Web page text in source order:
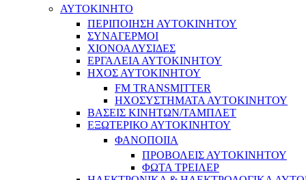
ΑΥΤΟΚΙΝΗΤΟ
ΠΕΡΙΠΟΙΗΣΗ ΑΥΤΟΚΙΝΗΤΟΥ
ΣΥΝΑΓΕΡΜΟΙ
ΧΙΟΝΟΑΛΥΣΙΔΕΣ
ΕΡΓΑΛΕΙΑ ΑΥΤΟΚΙΝΗΤΟΥ
ΗΧΟΣ ΑΥΤΟΚΙΝΗΤΟΥ
FM TRANSMITTER
ΗΧΟΣΥΣΤΗΜΑΤΑ ΑΥΤΟΚΙΝΗΤΟΥ
ΒΑΣΕΙΣ ΚΙΝΗΤΩΝ/ΤΑΜΠΛΕΤ
ΕΞΩΤΕΡΙΚΟ ΑΥΤΟΚΙΝΗΤΟΥ
ΦΑΝΟΠΟΙΙΑ
ΠΡΟΒΟΛΕΙΣ ΑΥΤΟΚΙΝΗΤΟΥ
ΦΩΤΑ ΤΡΕΙΛΕΡ